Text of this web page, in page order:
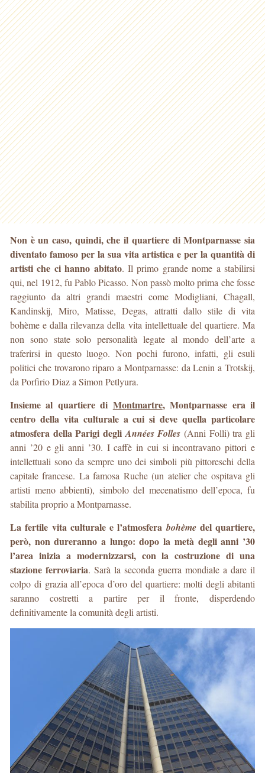
Non è un caso, quindi, che il quartiere di Montparnasse sia
diventato famoso per la sua vita artistica e per la quantità di
artisti che ci hanno abitato. Il primo grande nome a stabilirsi
qui, nel 1912, fu Pablo Picasso. Non passò molto prima che fosse
raggiunto da altri grandi maestri come Modigliani, Chagall,
Kandinskij, Miro, Matisse, Degas, attratti dallo stile di vita
bohème e dalla rilevanza della vita intellettuale del quartiere. Ma
non sono state solo personalità legate al mondo dell’arte a
traferirsi in questo luogo. Non pochi furono, infatti, gli esuli
politici che trovarono riparo a Montparnasse: da Lenin a Trotskij,
da Porfirio Diaz a Simon Petlyura.
Insieme al quartiere di Montmartre, Montparnasse era il
centro della vita culturale a cui si deve quella particolare
atmosfera della Parigi degli Années Folles (Anni Folli) tra gli
anni ’20 e gli anni ’30. I caffè in cui si incontravano pittori e
intellettuali sono da sempre uno dei simboli più pittoreschi della
capitale francese. La famosa Ruche (un atelier che ospitava gli
artisti meno abbienti), simbolo del mecenatismo dell’epoca, fu
stabilita proprio a Montparnasse.
La fertile vita culturale e l’atmosferabohèmedel quartiere,
però, non dureranno a lungo: dopo la metà degli anni ’30
l’area inizia a modernizzarsi, con la costruzione di una
stazione ferroviaria. Sarà la seconda guerra mondiale a dare il
colpo di grazia all’epoca d’oro del quartiere: molti degli abitanti
saranno costretti a partire per il fronte, disperdendo
definitivamente la comunità degli artisti.